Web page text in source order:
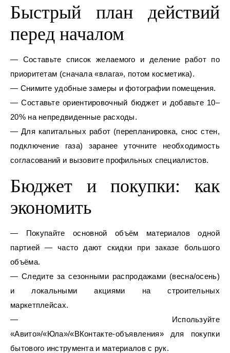
Быстрый план действий
перед началом
— Составьте список желаемого и деление работ по
приоритетам (сначала «влага», потом косметика).
— Снимите удобные замеры и фотографии помещения.
— Составьте ориентировочный бюджет и добавьте 10–
20% на непредвиденные расходы.
— Для капитальных работ (перепланировка, снос стен,
подключение газа) заранее уточните необходимость
согласований и вызовите профильных специалистов.
Бюджет и покупки: как
экономить
— Покупайте основной объём материалов одной
партией — часто дают скидки при заказе большого
объёма.
— Следите за сезонными распродажами (весна/осень)
и локальными акциями на строительных
маркетплейсах.
— Используйте
«Авито»/«Юла»/«ВКонтакте‑объявления» для покупки
бытового инструмента и материалов с рук.